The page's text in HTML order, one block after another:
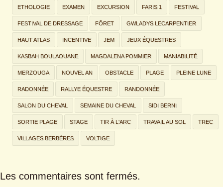
ETHOLOGIE EXAMEN EXCURSION FARIS 1 FESTIVAL
FESTIVAL DE DRESSAGE FÔRET GWLADYS LECARPENTIER
HAUT ATLAS INCENTIVE JEM JEUX ÉQUESTRES
KASBAH BOULAOUANE MAGDALENA POMMIER MANIABILITÉ
MERZOUGA NOUVEL AN OBSTACLE PLAGE PLEINE LUNE
RADONNÉE RALLYE ÉQUESTRE RANDONNÉE
SALON DU CHEVAL SEMAINE DU CHEVAL SIDI BERNI
SORTIE PLAGE STAGE TIR À L'ARC TRAVAIL AU SOL TREC
VILLAGES BERBÈRES VOLTIGE
Les commentaires sont fermés.